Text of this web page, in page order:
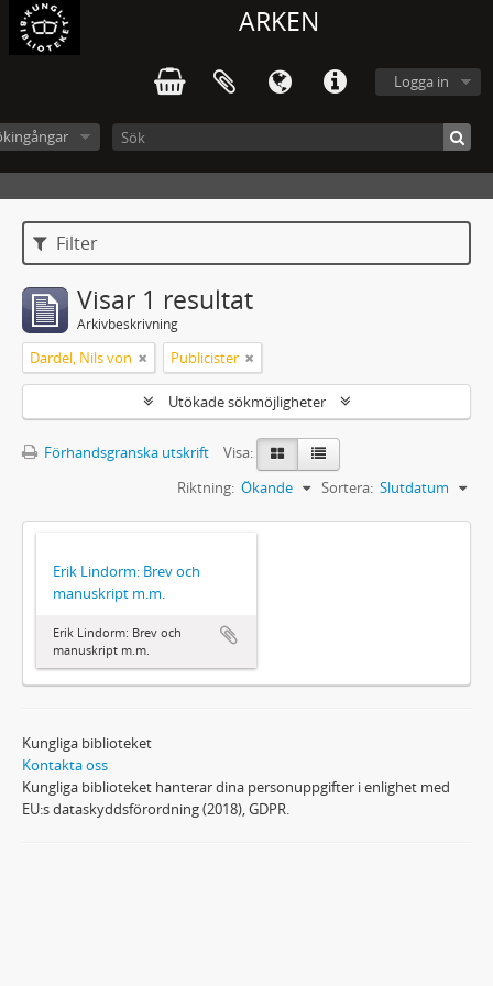
ARKEN
Logga in
Filter
Visar 1 resultat
Arkivbeskrivning
Dardel, Nils von Publicister
Utökade sökmöjligheter
Förhandsgranska utskrift
Visa:
Sortera: Slutdatum
Riktning: Ökande
Erik Lindorm: Brev och
manuskript m.m.
Erik Lindorm: Brev och
manuskript m.m.
Kungliga biblioteket
Kontakta oss
Kungliga biblioteket hanterar dina personuppgifter i enlighet med
EU:s dataskyddsförordning (2018), GDPR.